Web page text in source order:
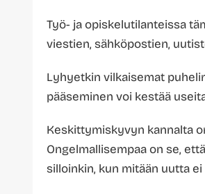
Työ- ja opiskelutilanteissa
viestien, sähköpostien,
Lyhyetkin vilkaisemat
pääseminen voi kestää
Keskittymiskyvyn kannalta
Ongelmallisempaa on se,
silloinkin, kun mitään uutta ei